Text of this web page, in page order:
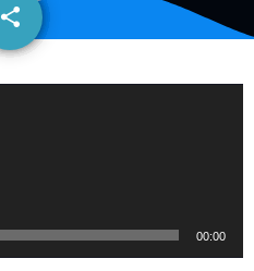
share
email
00:00